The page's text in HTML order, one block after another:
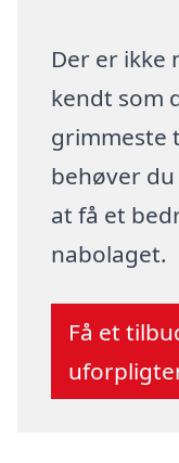
Der er ikke
kendt som
grimmeste
behøver
at få et
nabolaget.
Få et